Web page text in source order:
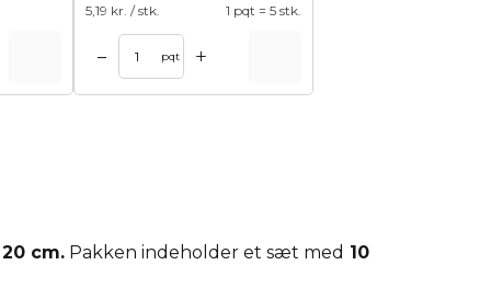
5,19 kr. / stk. 1 pqt = 5 stk.
– pqt +
20 cm. Pakken indeholder et sæt med 10